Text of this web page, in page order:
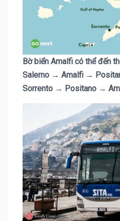
Bờ biển Amalfi có thể đến
Salerno → Amalfi →
Sorrento → Positano →